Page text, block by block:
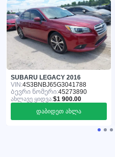
SUBARU LEGACY 2016
VIN:4S3BNBJ65G3041788
Ბევრი ნომერი:45273890
ახლავე ყიდვა:$1 900.00
დაბიდეთ ახლა